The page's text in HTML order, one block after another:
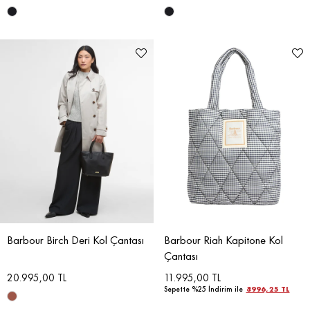
Barbour Birch Deri Kol Çantası
20.995,00 TL
Barbour Riah Kapitone Kol
Çantası
11.995,00 TL
Sepette %25 İndirim ile 8996,25 TL